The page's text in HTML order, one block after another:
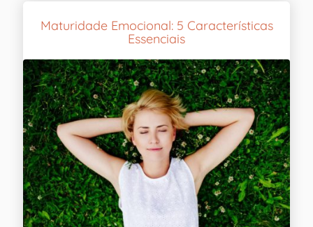
Maturidade Emocional: 5 Características
Essenciais